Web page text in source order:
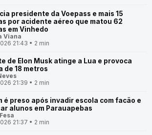
presidente da Voepass e mais 15
por acidente aéreo que matou 62
em Vinhedo
Viana
21:43 • 2 min
de Elon Musk atinge a Lua e provoca
de 18 metros
21:39 • 2 min
é preso após invadir escola com facão e
alunos em Parauapebas
21:37 • 2 min